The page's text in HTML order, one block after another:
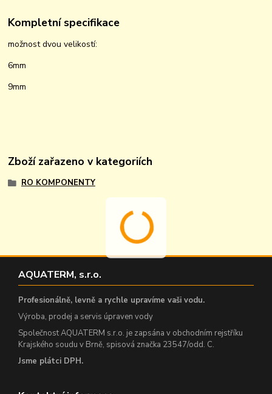
Kompletní specifikace
možnost dvou velikostí:
6mm
9mm
Zboží zařazeno v kategoriích
RO KOMPONENTY
AQUATERM, s.r.o.
Profesionálně, levně a rychle upravíme vaši vodu.
Výroba, prodej a servis úpraven vody
Společnost AQUATERM s.r.o. je zapsána v obchodním rejstříku
Krajského soudu v Brně, spisová značka 23547/odd. C.
Jsme plátci DPH.